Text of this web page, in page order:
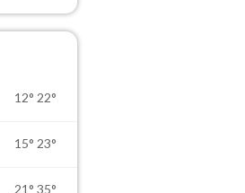
12° 22°
15° 23°
21° 35°